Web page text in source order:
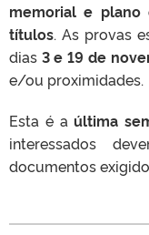
memorial e plano
títulos. As provas
dias 3 e 19 de
e/ou proximidades.
Esta é a última
interessados
documentos